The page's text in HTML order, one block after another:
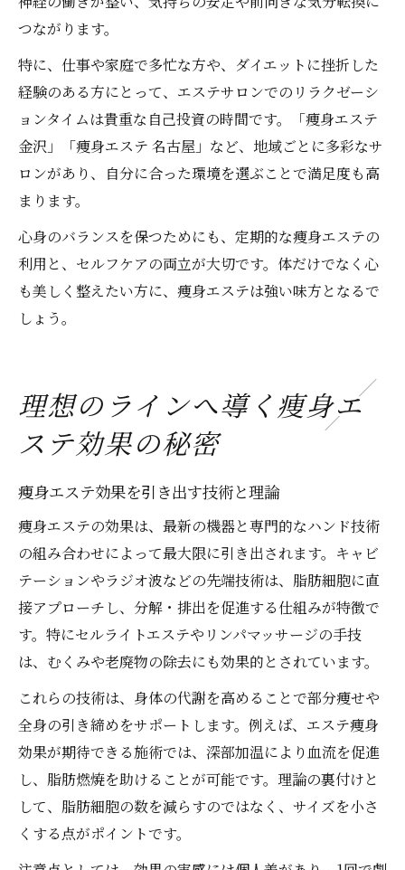
つながります。
特に、仕事や家庭で多忙な方や、ダイエットに挫折した
経験のある方にとって、エステサロンでのリラクゼーシ
ョンタイムは貴重な自己投資の時間です。「痩身エステ
金沢」「痩身エステ 名古屋」など、地域ごとに多彩なサ
ロンがあり、自分に合った環境を選ぶことで満足度も高
まります。
心身のバランスを保つためにも、定期的な痩身エステの
利用と、セルフケアの両立が大切です。体だけでなく心
も美しく整えたい方に、痩身エステは強い味方となるで
しょう。
理想のラインへ導く痩身エ
ステ効果の秘密
痩身エステ効果を引き出す技術と理論
痩身エステの効果は、最新の機器と専門的なハンド技術
の組み合わせによって最大限に引き出されます。キャビ
テーションやラジオ波などの先端技術は、脂肪細胞に直
接アプローチし、分解・排出を促進する仕組みが特徴で
す。特にセルライトエステやリンパマッサージの手技
は、むくみや老廃物の除去にも効果的とされています。
これらの技術は、身体の代謝を高めることで部分痩せや
全身の引き締めをサポートします。例えば、エステ痩身
効果が期待できる施術では、深部加温により血流を促進
し、脂肪燃焼を助けることが可能です。理論の裏付けと
して、脂肪細胞の数を減らすのではなく、サイズを小さ
くする点がポイントです。